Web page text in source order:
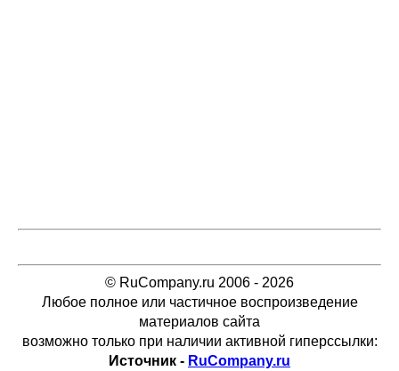
© RuCompany.ru 2006 - 2026
Любое полное или частичное воспроизведение
материалов сайта
возможно только при наличии активной гиперссылки:
Источник - RuCompany.ru